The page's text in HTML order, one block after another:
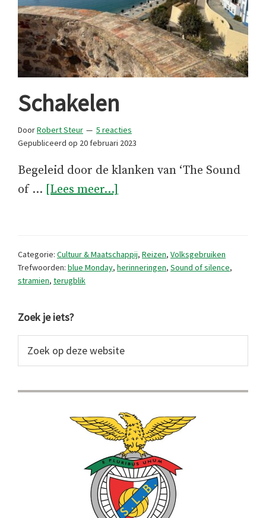
Schakelen
DoorRobert Steur
5 reacties
Gepubliceerd op 20 februari 2023
Begeleid door de klanken van ‘The Sound
of … [Lees meer...]
Categorie: Cultuur & Maatschappij, Reizen, Volksgebruiken
Trefwoorden: blue Monday, herinneringen, Sound of silence,
stramien, terugblik
Primaire
Sidebar
Zoek je iets?
op
website